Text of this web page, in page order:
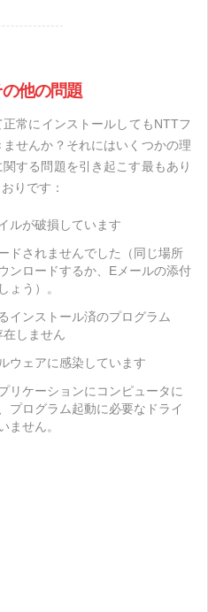
他の問題
常にインストールしてもNTTフ
せんか？それにはいくつかの理
する問題を引き起こす最もあり
りです：
ルが破損しています
ドされませんでした（同じ場所
ンロードするか、Eメールの添付
ょう）。
インストール済のプログラム
しません
ウェアに感染しています
リケーションにコンピュータに
プログラム起動に必要なドライ
ません。